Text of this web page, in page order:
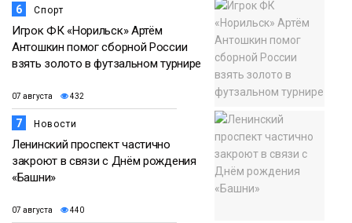
6 Спорт
Игрок ФК «Норильск» Артём
Антошкин помог сборной России
взять золото в футзальном турнире
07 августа 432
7 Новости
Ленинский проспект частично
закроют в связи с Днём рождения
«Башни»
07 августа 440